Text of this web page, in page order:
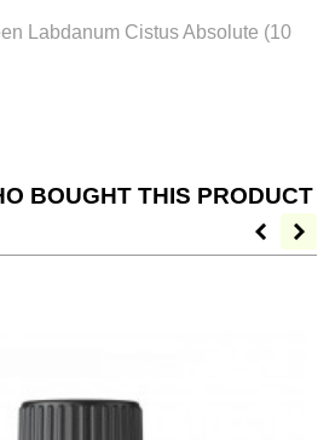
Labdanum Cistus Absolute (10
BOUGHT THIS PRODUCT